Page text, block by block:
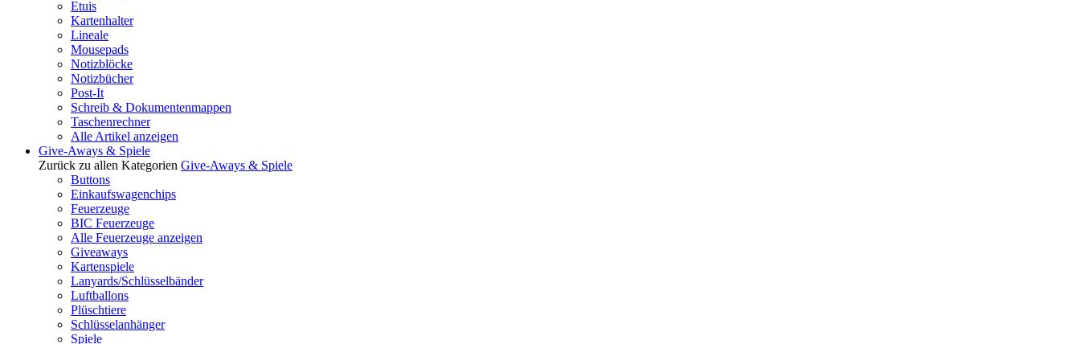
Etuis
Kartenhalter
Lineale
Mousepads
Notizblöcke
Notizbücher
Post-It
Schreib & Dokumentenmappen
Taschenrechner
Alle Artikel anzeigen
Give-Aways & Spiele
Zurück zu allen Kategorien Give-Aways & Spiele
Buttons
Einkaufswagenchips
Feuerzeuge
BIC Feuerzeuge
Alle Feuerzeuge anzeigen
Giveaways
Kartenspiele
Lanyards/Schlüsselbänder
Luftballons
Plüschtiere
Schlüsselanhänger
Spiele